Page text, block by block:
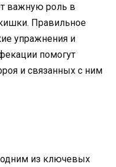
важную роль в
Правильное
упражнения и
помогут
и связанных с ним
одним из ключевых